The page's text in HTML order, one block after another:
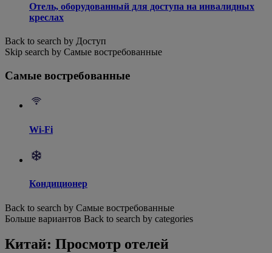
Отель, оборудованный для доступа на инвалидных
креслах
Back to search by Доступ
Skip search by Самые востребованные
Самые востребованные
Wi-Fi
Кондиционер
Back to search by Самые востребованные
Больше вариантов Back to search by categories
Китай: Просмотр отелей